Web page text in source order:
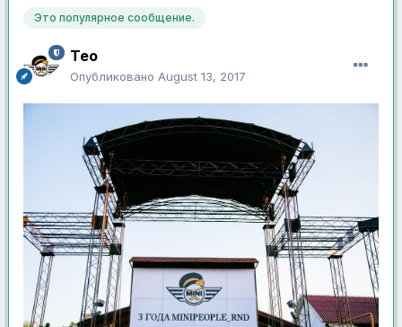
Это популярное сообщение.
Тео
Опубликовано August 13, 2017